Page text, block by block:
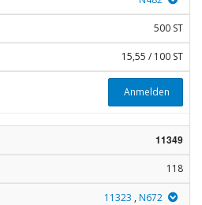
500 ST
15,55 / 100 ST
Anmelden
11349
118
11323 , N672